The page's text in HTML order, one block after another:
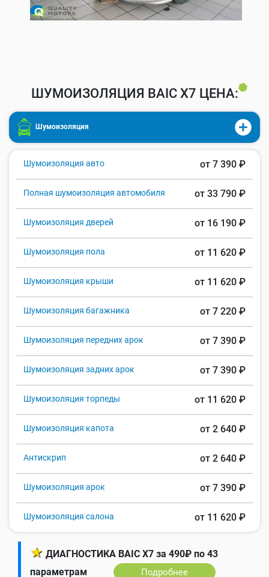
ШУМОИЗОЛЯЦИЯ BAIC X7 ЦЕНА:
Шумоизоляция
Шумоизоляция авто от 7 390 ₽
Полная шумоизоляция автомобиля от 33 790 ₽
Шумоизоляция дверей от 16 190 ₽
Шумоизоляция пола от 11 620 ₽
Шумоизоляция крыши от 11 620 ₽
Шумоизоляция багажника от 7 220 ₽
Шумоизоляция передних арок от 7 390 ₽
Шумоизоляция задних арок от 7 390 ₽
Шумоизоляция торпеды от 11 620 ₽
Шумоизоляция капота от 2 640 ₽
Антискрип от 2 640 ₽
Шумоизоляция арок от 7 390 ₽
Шумоизоляция салона от 11 620 ₽
★ ДИАГНОСТИКА BAIC X7 за 490₽ по 43
параметрам
Подробнее